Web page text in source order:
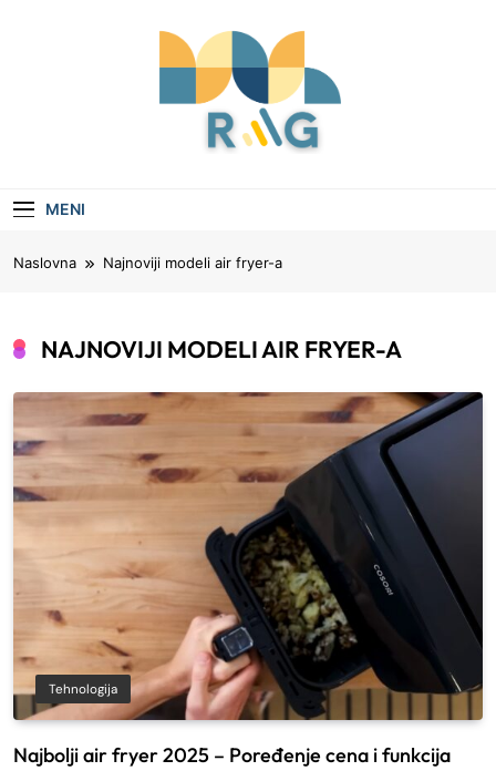
MENI
Naslovna Najnoviji modeli air fryer-a
NAJNOVIJI MODELI AIR FRYER-A
Tehnologija
Najbolji air fryer 2025 – Poređenje cena i funkcija